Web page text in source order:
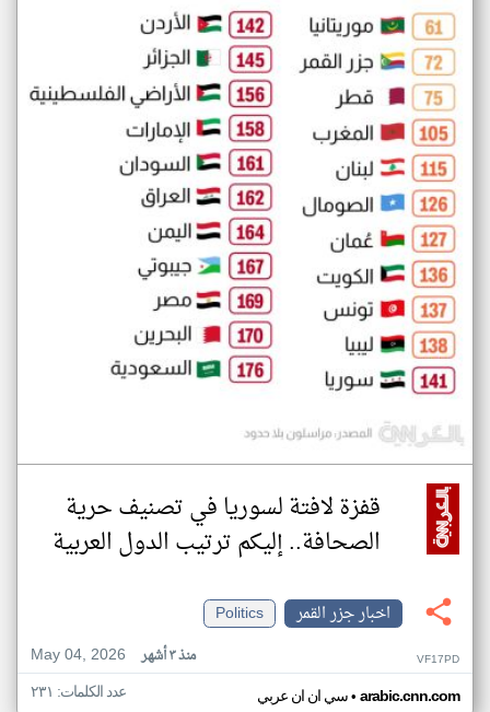
قفزة لافتة لسوريا في تصنيف حرية
الصحافة.. إليكم ترتيب الدول العربية
اخبار جزر القمر
Politics
May 04, 2026
منذ ٣ أشهر VF17PD
سي ان ان عربي• arabic.cnn.com عدد الكلمات: ٢٣١